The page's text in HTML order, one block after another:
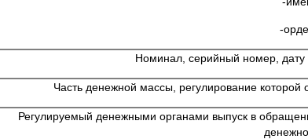
-
Номинал, серийный номер, дату
Часть денежной массы, регулирование которой
Регулируемый денежными органами выпуск в